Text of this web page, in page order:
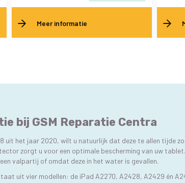
Meer informatie
bij GSM Reparatie Centra
uit het jaar 2020, wilt u natuurlijk dat deze te allen tijde
zorgt u voor een optimale bescherming van uw
valpartij of omdat deze in het water is gevallen.
uit vier modellen: de iPad A2270, A2428, A2429 én